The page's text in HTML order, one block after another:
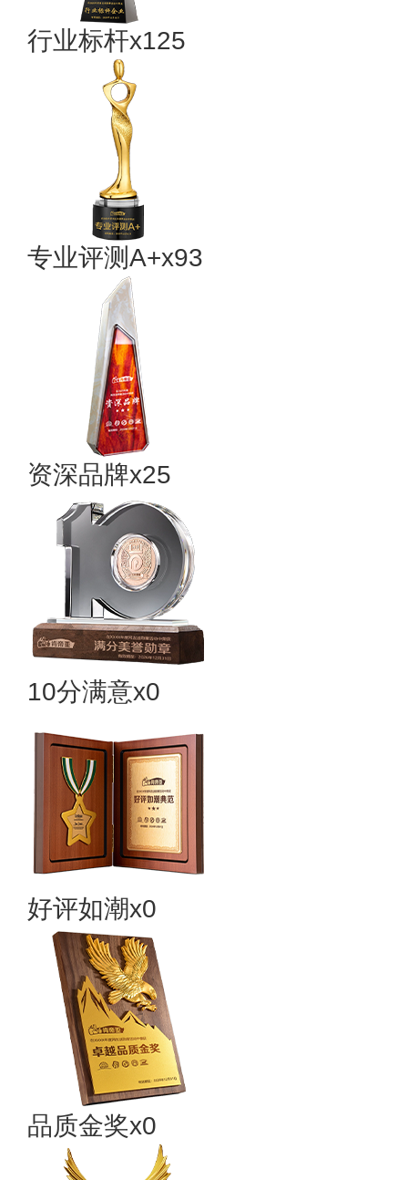
行业标杆x125
专业评测A+x93
资深品牌x25
10分满意x0
好评如潮x0
品质金奖x0